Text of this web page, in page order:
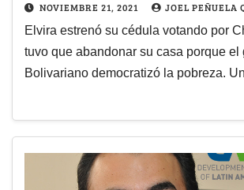
NOVIEMBRE 21, 2021 JOEL PEÑUELA
Elvira estrenó su cédula votando por
tuvo que abandonar su casa porque el
Bolivariano democratizó la pobreza.